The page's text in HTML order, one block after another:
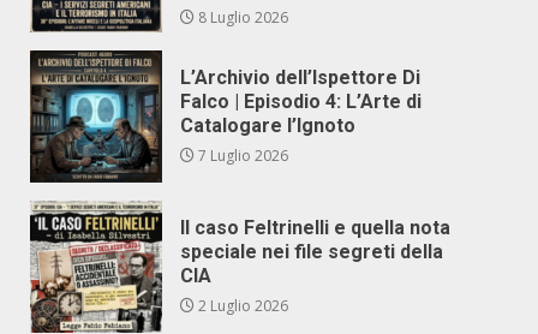
8 Luglio 2026
L’Archivio dell’Ispettore Di
Falco | Episodio 4: L’Arte di
Catalogare l’Ignoto
7 Luglio 2026
Il caso Feltrinelli e quella nota
speciale nei file segreti della
CIA
2 Luglio 2026